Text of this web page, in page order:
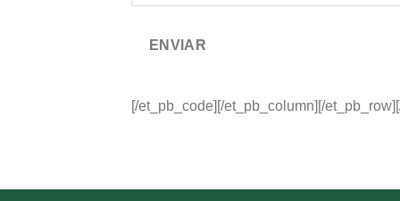
ENVIAR
[/et_pb_code][/et_pb_column][/